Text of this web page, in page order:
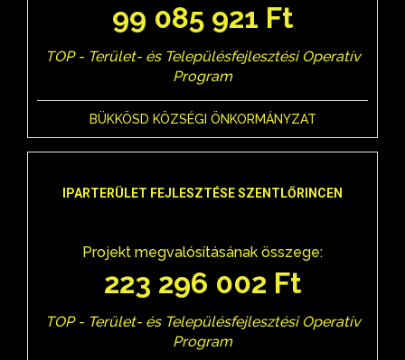
99 085 921 Ft
TOP - Terület- és Településfejlesztési Operatív
Program
BÜKKÖSD KÖZSÉGI ÖNKORMÁNYZAT
IPARTERÜLET FEJLESZTÉSE SZENTLŐRINCEN
Projekt megvalósításának összege:
223 296 002 Ft
TOP - Terület- és Településfejlesztési Operatív
Program